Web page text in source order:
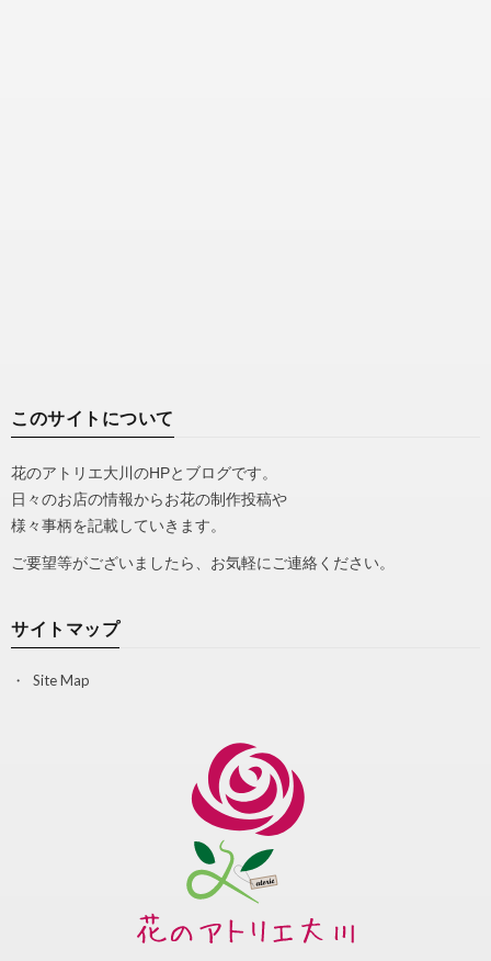
このサイトについて
花のアトリエ大川のHPとブログです。
日々のお店の情報からお花の制作投稿や
様々事柄を記載していきます。
ご要望等がございましたら、お気軽にご連絡ください。
サイトマップ
Site Map